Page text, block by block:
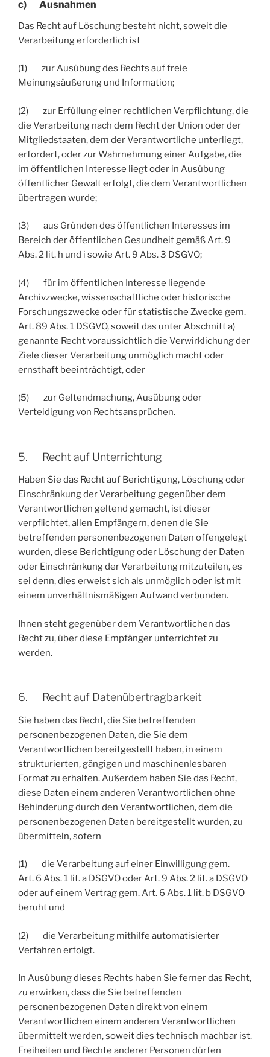
c) Ausnahmen
Das Recht auf Löschung besteht nicht, soweit die
Verarbeitung erforderlich ist
(1) zur Ausübung des Rechts auf freie
Meinungsäußerung und Information;
(2) zur Erfüllung einer rechtlichen Verpflichtung, die
die Verarbeitung nach dem Recht der Union oder der
Mitgliedstaaten, dem der Verantwortliche unterliegt,
erfordert, oder zur Wahrnehmung einer Aufgabe, die
im öffentlichen Interesse liegt oder in Ausübung
öffentlicher Gewalt erfolgt, die dem Verantwortlichen
übertragen wurde;
(3) aus Gründen des öffentlichen Interesses im
Bereich der öffentlichen Gesundheit gemäß Art. 9
Abs. 2 lit. h und i sowie Art. 9 Abs. 3 DSGVO;
(4) für im öffentlichen Interesse liegende
Archivzwecke, wissenschaftliche oder historische
Forschungszwecke oder für statistische Zwecke gem.
Art. 89 Abs. 1 DSGVO, soweit das unter Abschnitt a)
genannte Recht voraussichtlich die Verwirklichung der
Ziele dieser Verarbeitung unmöglich macht oder
ernsthaft beeinträchtigt, oder
(5) zur Geltendmachung, Ausübung oder
Verteidigung von Rechtsansprüchen.
5. Recht auf Unterrichtung
Haben Sie das Recht auf Berichtigung, Löschung oder
Einschränkung der Verarbeitung gegenüber dem
Verantwortlichen geltend gemacht, ist dieser
verpflichtet, allen Empfängern, denen die Sie
betreffenden personenbezogenen Daten offengelegt
wurden, diese Berichtigung oder Löschung der Daten
oder Einschränkung der Verarbeitung mitzuteilen, es
sei denn, dies erweist sich als unmöglich oder ist mit
einem unverhältnismäßigen Aufwand verbunden.
Ihnen steht gegenüber dem Verantwortlichen das
Recht zu, über diese Empfänger unterrichtet zu
werden.
6. Recht auf Datenübertragbarkeit
Sie haben das Recht, die Sie betreffenden
personenbezogenen Daten, die Sie dem
Verantwortlichen bereitgestellt haben, in einem
strukturierten, gängigen und maschinenlesbaren
Format zu erhalten. Außerdem haben Sie das Recht,
diese Daten einem anderen Verantwortlichen ohne
Behinderung durch den Verantwortlichen, dem die
personenbezogenen Daten bereitgestellt wurden, zu
übermitteln, sofern
(1) die Verarbeitung auf einer Einwilligung gem.
Art. 6 Abs. 1 lit. a DSGVO oder Art. 9 Abs. 2 lit. a DSGVO
oder auf einem Vertrag gem. Art. 6 Abs. 1 lit. b DSGVO
beruht und
(2) die Verarbeitung mithilfe automatisierter
Verfahren erfolgt.
In Ausübung dieses Rechts haben Sie ferner das Recht,
zu erwirken, dass die Sie betreffenden
personenbezogenen Daten direkt von einem
Verantwortlichen einem anderen Verantwortlichen
übermittelt werden, soweit dies technisch machbar ist.
Freiheiten und Rechte anderer Personen dürfen